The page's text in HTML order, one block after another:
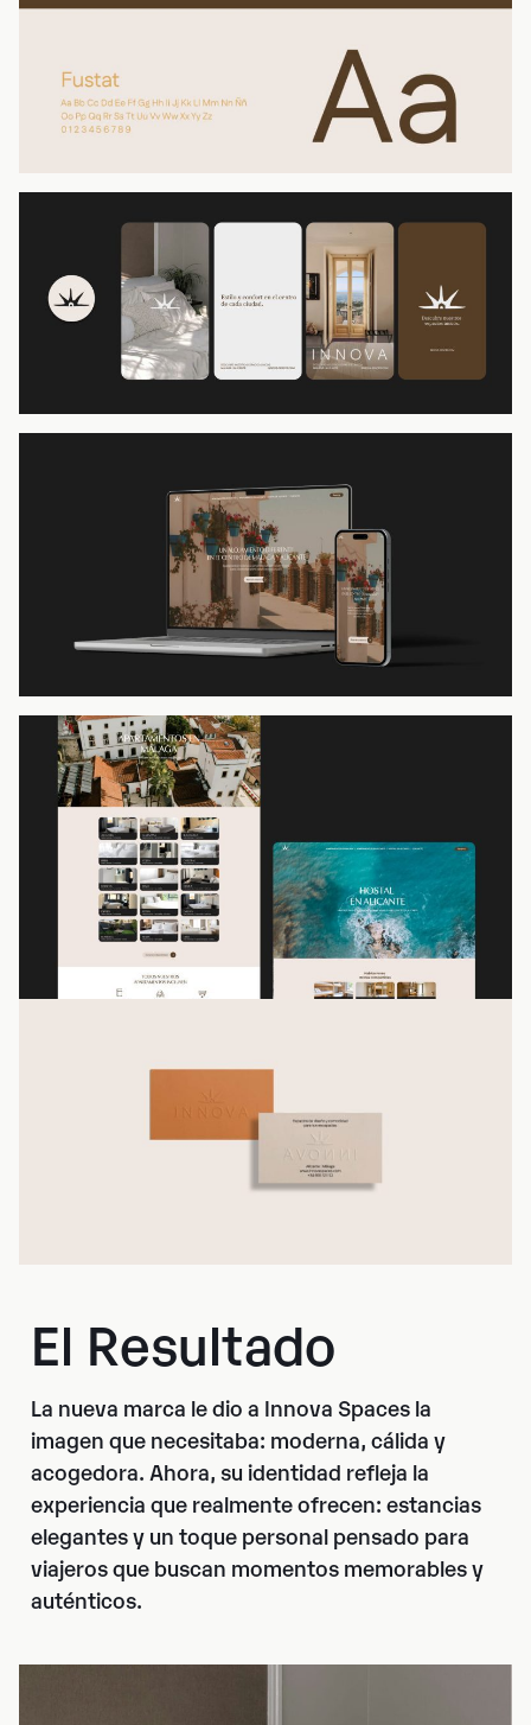
El Resultado
La nueva marca le dio a Innova Spaces la
imagen que necesitaba: moderna, cálida y
acogedora. Ahora, su identidad refleja la
experiencia que realmente ofrecen: estancias
elegantes y un toque personal pensado para
viajeros que buscan momentos memorables y
auténticos.